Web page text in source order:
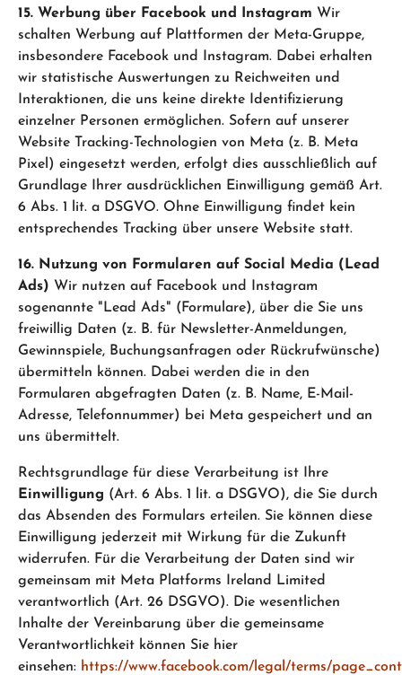
15. Werbung über Facebook und Instagram Wir
schalten Werbung auf Plattformen der Meta-Gruppe,
insbesondere Facebook und Instagram. Dabei erhalten
wir statistische Auswertungen zu Reichweiten und
Interaktionen, die uns keine direkte Identifizierung
einzelner Personen ermöglichen. Sofern auf unserer
Website Tracking-Technologien von Meta (z. B. Meta
Pixel) eingesetzt werden, erfolgt dies ausschließlich auf
Grundlage Ihrer ausdrücklichen Einwilligung gemäß Art.
6 Abs. 1 lit. a DSGVO. Ohne Einwilligung findet kein
entsprechendes Tracking über unsere Website statt.
16. Nutzung von Formularen auf Social Media (Lead
Ads) Wir nutzen auf Facebook und Instagram
sogenannte "Lead Ads" (Formulare), über die Sie uns
freiwillig Daten (z. B. für Newsletter-Anmeldungen,
Gewinnspiele, Buchungsanfragen oder Rückrufwünsche)
übermitteln können. Dabei werden die in den
Formularen abgefragten Daten (z. B. Name, E-Mail-
Adresse, Telefonnummer) bei Meta gespeichert und an
uns übermittelt.
Rechtsgrundlage für diese Verarbeitung ist Ihre
Einwilligung (Art. 6 Abs. 1 lit. a DSGVO), die Sie durch
das Absenden des Formulars erteilen. Sie können diese
Einwilligung jederzeit mit Wirkung für die Zukunft
widerrufen. Für die Verarbeitung der Daten sind wir
gemeinsam mit Meta Platforms Ireland Limited
verantwortlich (Art. 26 DSGVO). Die wesentlichen
Inhalte der Vereinbarung über die gemeinsame
Verantwortlichkeit können Sie hier
einsehen: https://www.facebook.com/legal/terms/